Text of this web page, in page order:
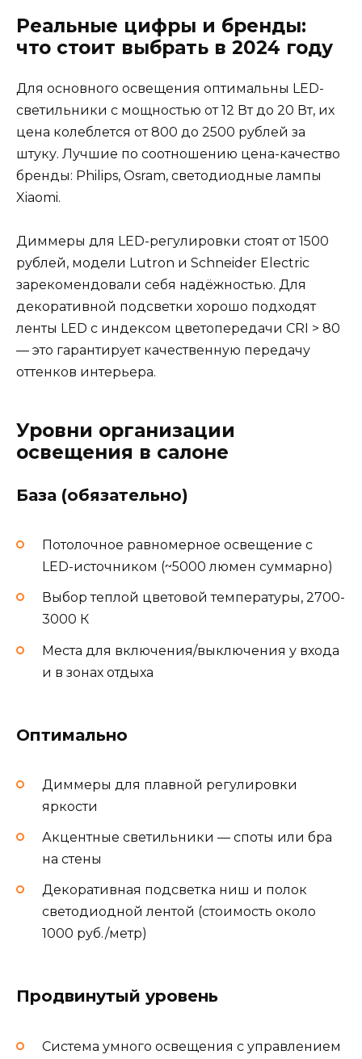
Реальные цифры и бренды:
что стоит выбрать в 2024 году
Для основного освещения оптимальны LED-
светильники с мощностью от 12 Вт до 20 Вт, их
цена колеблется от 800 до 2500 рублей за
штуку. Лучшие по соотношению цена-качество
бренды: Philips, Osram, светодиодные лампы
Xiaomi.
Диммеры для LED-регулировки стоят от 1500
рублей, модели Lutron и Schneider Electric
зарекомендовали себя надёжностью. Для
декоративной подсветки хорошо подходят
ленты LED с индексом цветопередачи CRI > 80
— это гарантирует качественную передачу
оттенков интерьера.
Уровни организации
освещения в салоне
База (обязательно)
Потолочное равномерное освещение с
LED-источником (~5000 люмен суммарно)
Выбор теплой цветовой температуры, 2700-
3000 К
Места для включения/выключения у входа
и в зонах отдыха
Оптимально
Диммеры для плавной регулировки
яркости
Акцентные светильники — споты или бра
на стены
Декоративная подсветка ниш и полок
светодиодной лентой (стоимость около
1000 руб./метр)
Продвинутый уровень
Система умного освещения с управлением